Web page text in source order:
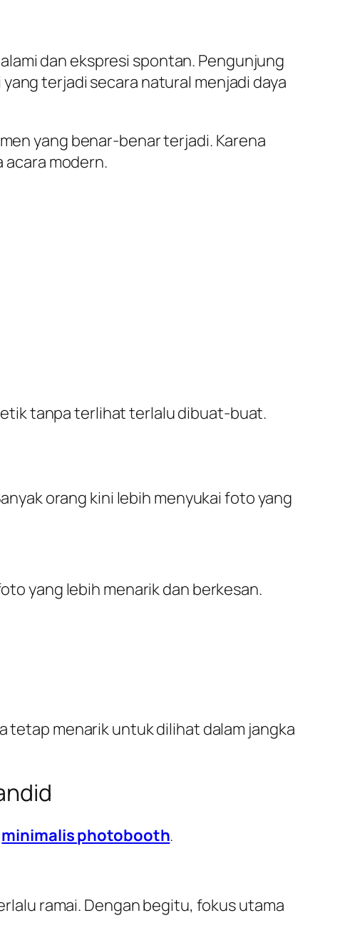
dan ekspresi spontan. Pengunjung
terjadi secara natural menjadi daya
yang benar-benar terjadi. Karena
acara modern.
tanpa terlihat terlalu dibuat-buat.
orang kini lebih menyukai foto yang
yang lebih menarik dan berkesan.
tetap menarik untuk dilihat dalam jangka
minimalis photobooth.
ramai. Dengan begitu, fokus utama